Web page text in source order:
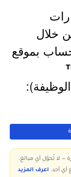
خلال
بموقع
— لا تُحوّل أي مبالغ،
أي أحد. اعرف المزيد